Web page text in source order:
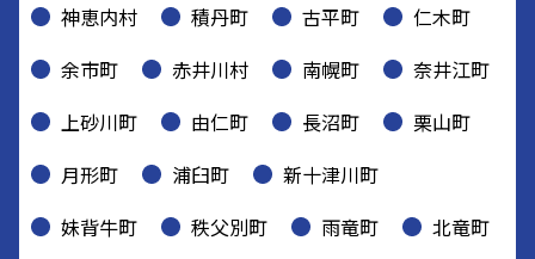
神恵内村
積丹町 古平町
仁木町
余市町
赤井川村 南幌町
奈井江町
上砂川町
由仁町 長沼町
栗山町
月形町
浦臼町
新十津川町
妹背牛町
秩父別町 雨竜町
北竜町